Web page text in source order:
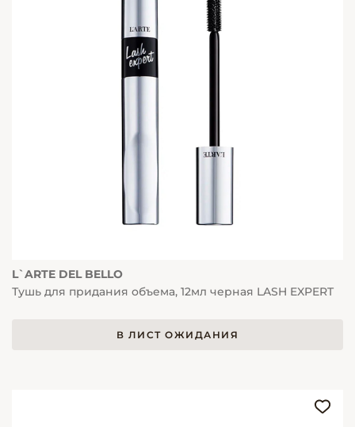
L`ARTE DEL BELLO
Тушь для придания объема, 12мл черная LASH EXPERT
В ЛИСТ ОЖИДАНИЯ